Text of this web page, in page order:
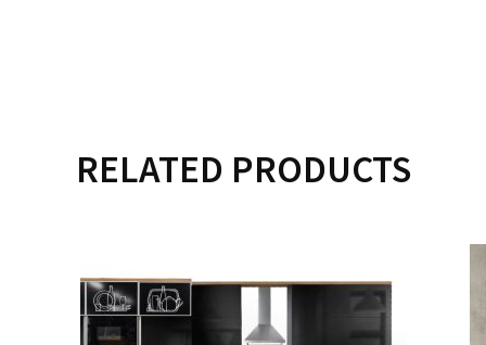
RELATED PRODUCTS